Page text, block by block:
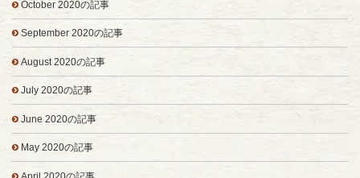
October 2020の記事
September 2020の記事
August 2020の記事
July 2020の記事
June 2020の記事
May 2020の記事